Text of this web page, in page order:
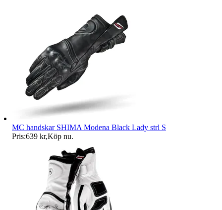
MC handskar SHIMA Modena Black Lady strl S
Pris:639 kr,Köp nu.